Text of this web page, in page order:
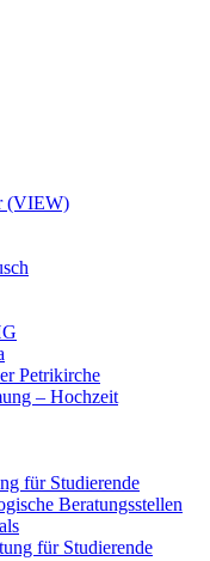
(VIEW)
Petrikirche
– Hochzeit
für Studierende
Beratungsstellen
für Studierende